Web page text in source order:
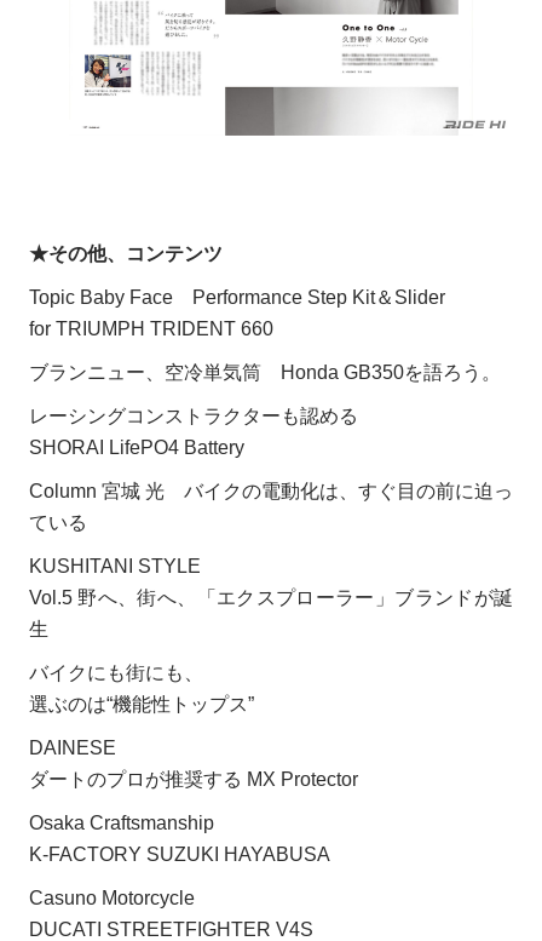
★その他、コンテンツ
Topic Baby Face Performance Step Kit＆Slider
for TRIUMPH TRIDENT 660
ブランニュー、空冷単気筒 Honda GB350を語ろう。
レーシングコンストラクターも認める
SHORAI LifePO4 Battery
Column 宮城 光 バイクの電動化は、すぐ目の前に迫っ
ている
KUSHITANI STYLE
Vol.5 野へ、街へ、「エクスプローラー」ブランドが誕
生
バイクにも街にも、
選ぶのは“機能性トップス”
DAINESE
ダートのプロが推奨する MX Protector
Osaka Craftsmanship
K-FACTORY SUZUKI HAYABUSA
Casuno Motorcycle
DUCATI STREETFIGHTER V4S